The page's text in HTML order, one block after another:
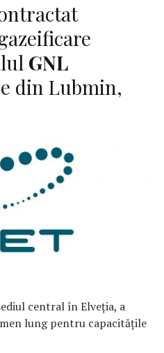
GNL
din Lubmin,
central în Elveția, a
lung pentru capacitățile